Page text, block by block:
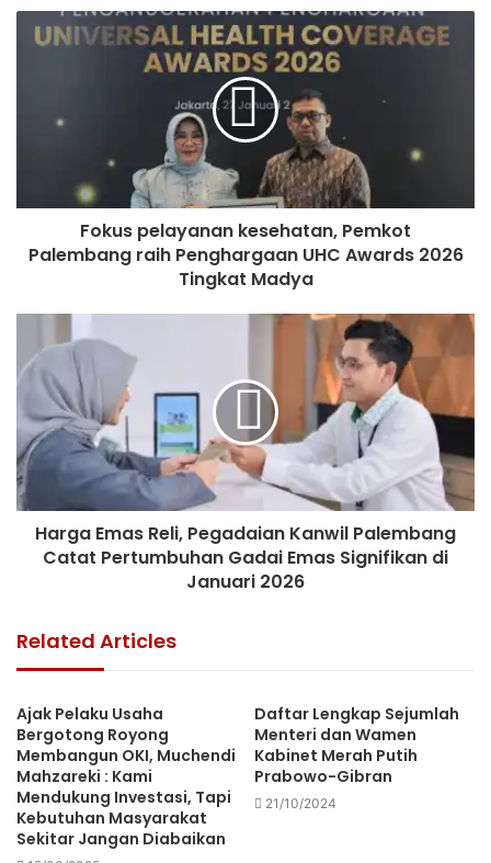
Fokus pelayanan kesehatan, Pemkot
Palembang raih Penghargaan UHC Awards 2026
Tingkat Madya
Harga Emas Reli, Pegadaian Kanwil Palembang
Catat Pertumbuhan Gadai Emas Signifikan di
Januari 2026
Related Articles
Ajak Pelaku Usaha
Bergotong Royong
Membangun OKI, Muchendi
Mahzareki : Kami
Mendukung Investasi, Tapi
Kebutuhan Masyarakat
Sekitar Jangan Diabaikan
Daftar Lengkap Sejumlah
Menteri dan Wamen
Kabinet Merah Putih
Prabowo-Gibran
21/10/2024